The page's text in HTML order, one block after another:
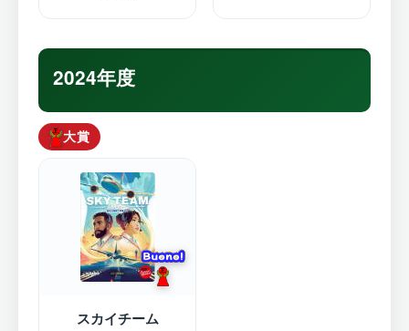
2024年度
大賞
スカイチーム